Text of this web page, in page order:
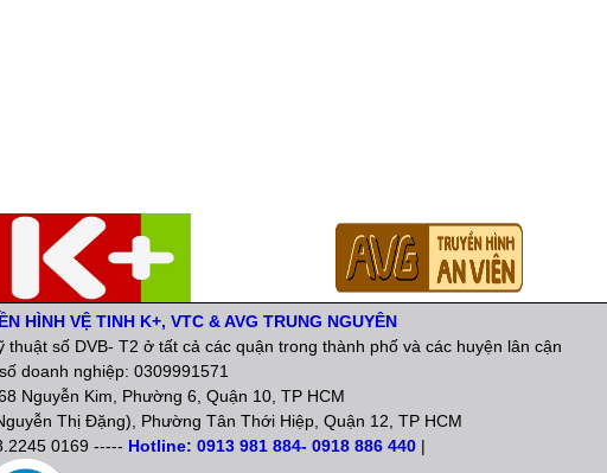
HÌNH VỆ TINH K+, VTC & AVG TRUNG NGUYÊN
thuật số DVB- T2 ở tất cả các quận trong thành phố và các huyện lân cận
doanh nghiệp: 0309991571
Nguyễn Kim, Phường 6, Quận 10, TP HCM
Thị Đặng), Phường Tân Thới Hiệp, Quận 12, TP HCM
0169 ----- Hotline: 0913 981 884- 0918 886 440 |